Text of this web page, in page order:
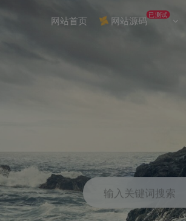
网站首页 网站源码已测试
输入关键词搜索